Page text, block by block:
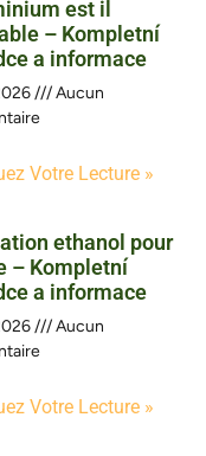
est il
– Kompletní
a informace
Aucun
Votre Lecture »
ethanol pour
– Kompletní
a informace
Aucun
Votre Lecture »